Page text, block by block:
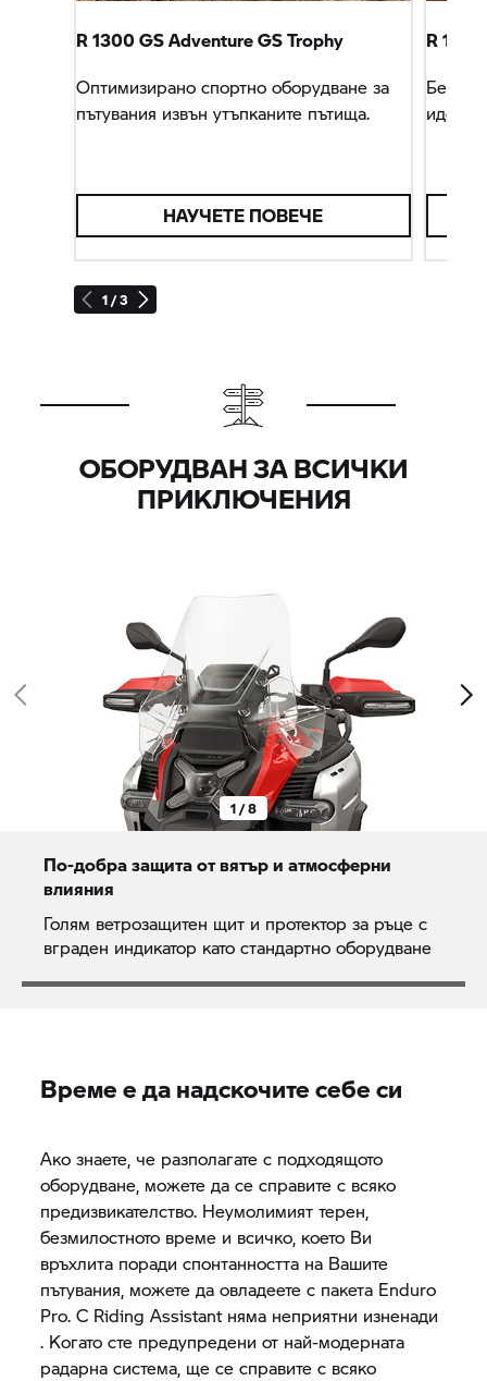
1 / 3
R 1300 GS AdventureGS Trophy
Оптимизирано спортно оборудване за
пътувания извън утъпканите пътища.
НАУЧЕТЕ ПОВЕЧЕ
R
ОБОРУДВАН ЗА ВСИЧКИ
ПРИКЛЮЧЕНИЯ
1 / 8
По-добра защита от вятър и атмосферни
влияния
Голям ветрозащитен щит и протектор за ръце с
вграден индикатор като стандартно оборудване
Време е да надскочите себе си
Ако знаете, че разполагате с подходящото
оборудване, можете да се справите с всяко
предизвикателство. Неумолимият терен,
безмилостното време и всичко, което Ви
връхлита поради спонтанността на Вашите
пътувания, можете да овладеете с пакета Enduro
Pro. С Riding Assistant няма неприятни изненади
. Когато сте предупредени от най-модерната
радарна система, ще се справите с всяко